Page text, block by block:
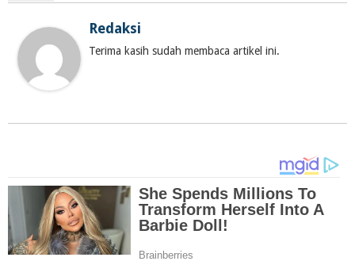
Redaksi
Terima kasih sudah membaca artikel ini.